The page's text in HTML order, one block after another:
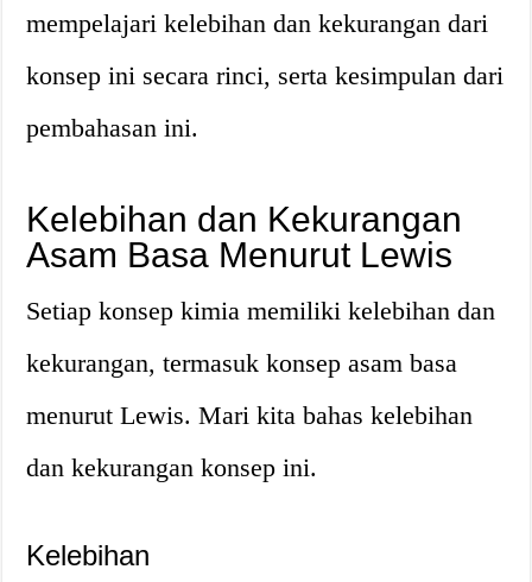
mempelajari kelebihan dan kekurangan dari
konsep ini secara rinci, serta kesimpulan dari
pembahasan ini.
Kelebihan dan Kekurangan
Asam Basa Menurut Lewis
Setiap konsep kimia memiliki kelebihan dan
kekurangan, termasuk konsep asam basa
menurut Lewis. Mari kita bahas kelebihan
dan kekurangan konsep ini.
Kelebihan